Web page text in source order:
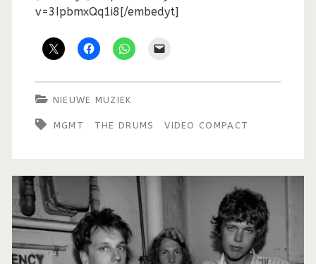
v=3IpbmxQq1i8[/embedyt]
NIEUWE MUZIEK
MGMT THE DRUMS VIDEO COMPACT